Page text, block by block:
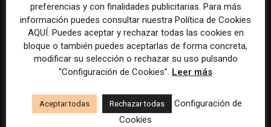
La Universidad CEU
Cardenal Herrera presenta
informar sobre el suicidio
Paul Krugman alerta del
avance de los
medios y las plataformas
preferencias y con finalidades publicitarias. Para más
información puedes consultar nuestra Política de Cookies
AQUÍ. Puedes aceptar y rechazar todas las cookies en
bloque o también puedes aceptarlas de forma concreta,
modificar su selección o rechazar su uso pulsando
“Configuración de Cookies”. Leer más
Aceptar todas Rechazar todas
Configuración de
Cookies